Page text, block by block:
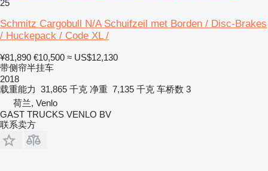
25
Schmitz Cargobull N/A Schuifzeil met Borden / Disc-Brakes
/ Huckepack / Code XL /
¥81,890 €10,500 ≈ US$12,130
带侧帘半挂车
2018
载重能力 31,865 千克 净重 7,135 千克 车桥数 3
荷兰, Venlo
GAST TRUCKS VENLO BV
联系卖方